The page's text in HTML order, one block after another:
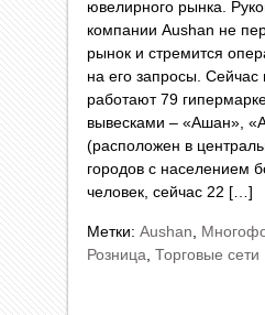
ювелирного рынка.
компании Aushan не
рынок и стремится
на его запросы. Сейчас
работают 79
вывесками – «Ашан»,
(расположен в
городов с населением
человек, сейчас 22 […]
Метки: Aushan
Розница Торговые сети